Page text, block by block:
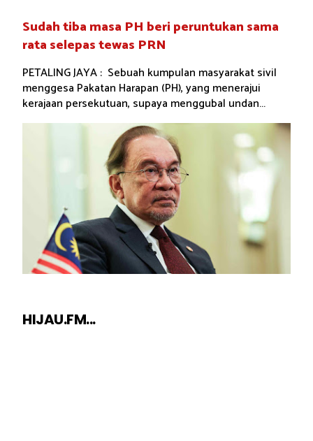
Sudah tiba masa PH beri peruntukan sama
rata selepas tewas PRN
PETALING JAYA : Sebuah kumpulan masyarakat sivil
menggesa Pakatan Harapan (PH), yang menerajui
kerajaan persekutuan, supaya menggubal undan...
HIJAU.FM...